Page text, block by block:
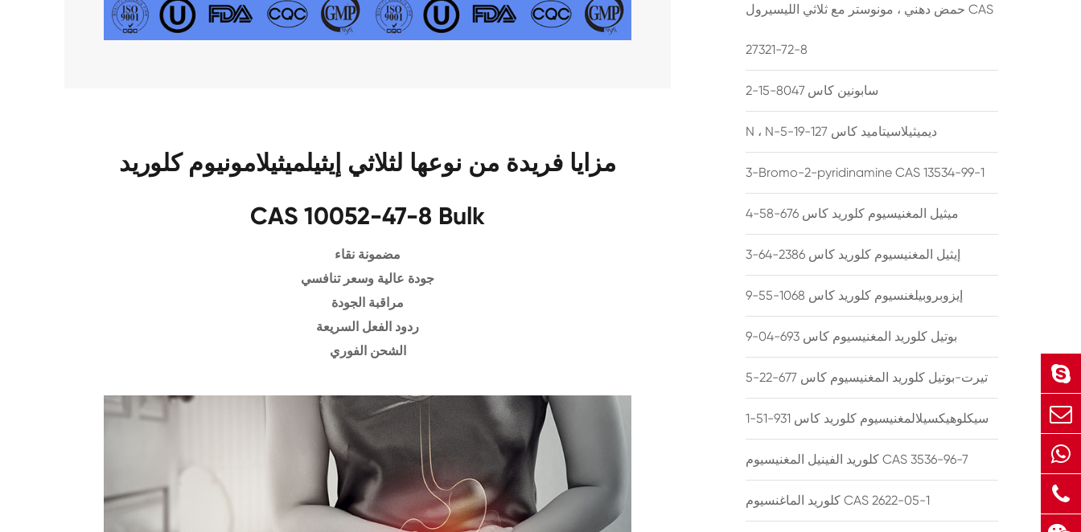
مزايا فريدة من نوعها لثلاثي إيثيلميثيلامونيوم كلوريد
CAS 10052-47-8 Bulk
مضمونة نقاء
جودة عالية وسعر تنافسي
مراقبة الجودة
ردود الفعل السريعة
الشحن الفوري
حمض دهني ، مونوستر مع ثلاثي الليسيرول CAS
27321-72-8
سابونين كاس 8047-15-2
N ، N-ديميثيلاسيتاميد كاس 127-19-5
3-Bromo-2-pyridinamine CAS 13534-99-1
ميثيل المغنيسيوم كلوريد كاس 676-58-4
إيثيل المغنيسيوم كلوريد كاس 2386-64-3
إيزوبروبيلغنسيوم كلوريد كاس 1068-55-9
بوتيل كلوريد المغنيسيوم كاس 693-04-9
تيرت-بوتيل كلوريد المغنيسيوم كاس 677-22-5
سيكلوهيكسيلالمغنيسيوم كلوريد كاس 931-51-1
كلوريد الفينيل المغنيسيوم CAS 3536-96-7
كلوريد الماغنسيوم CAS 2622-05-1